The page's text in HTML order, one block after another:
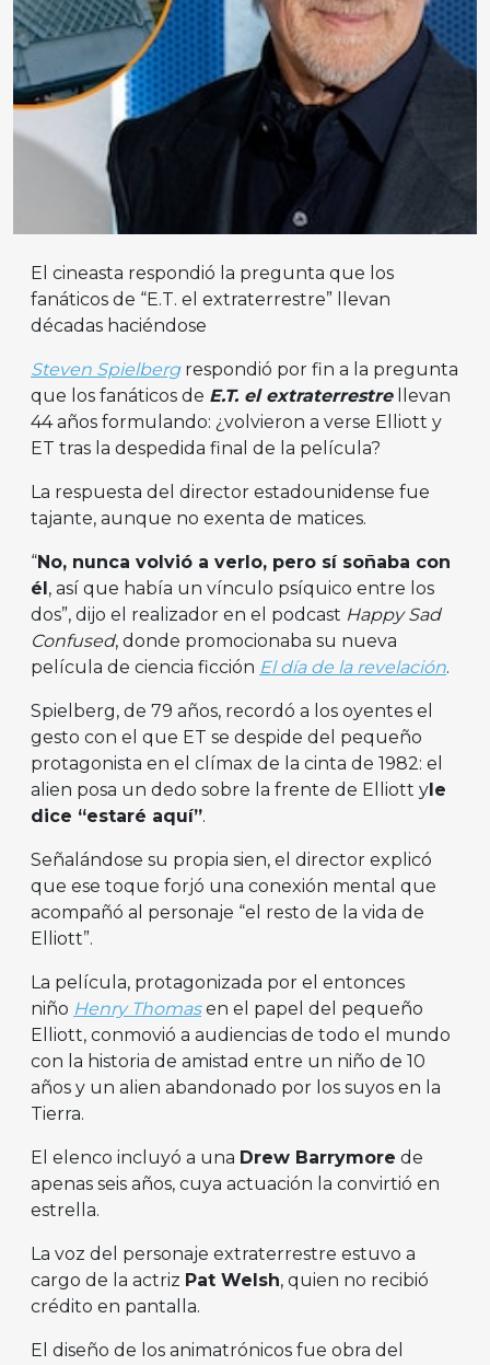
El cineasta respondió la pregunta que los
fanáticos de “E.T. el extraterrestre” llevan
décadas haciéndose
Steven Spielbergrespondió por fin a la pregunta
que los fanáticos de E.T. el extraterrestrellevan
44 años formulando: ¿volvieron a verse Elliott y
ET tras la despedida final de la película?
La respuesta del director estadounidense fue
tajante, aunque no exenta de matices.
“No, nunca volvió a verlo, pero sí soñaba con
él , así que había un vínculo psíquico entre los
dos”, dijo el realizador en el podcast Happy Sad
Confused, donde promocionaba su nueva
película de ciencia ficción El día de la revelación.
Spielberg, de 79 años, recordó a los oyentes el
gesto con el que ET se despide del pequeño
protagonista en el clímax de la cinta de 1982: el
alien posa un dedo sobre la frente de Elliott y le
dice “estaré aquí”.
Señalándose su propia sien, el director explicó
que ese toque forjó una conexión mental que
acompañó al personaje “el resto de la vida de
Elliott”.
La película, protagonizada por el entonces
niño Henry Thomasen el papel del pequeño
Elliott, conmovió a audiencias de todo el mundo
con la historia de amistad entre un niño de 10
años y un alien abandonado por los suyos en la
Tierra.
El elenco incluyó a una Drew Barrymore de
apenas seis años, cuya actuación la convirtió en
estrella.
La voz del personaje extraterrestre estuvo a
cargo de la actriz Pat Welsh, quien no recibió
crédito en pantalla.
El diseño de los animatrónicos fue obra del